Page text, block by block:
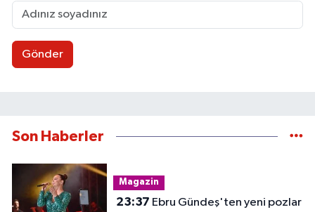
Gönder
Son Haberler
Magazin
23:37 Ebru Gündeş'ten yeni pozlar